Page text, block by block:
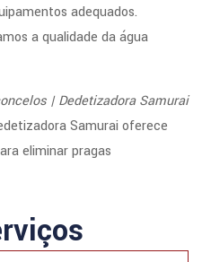
adequados.
a qualidade da água
| Dedetizadora Samurai
Samurai oferece
eliminar pragas